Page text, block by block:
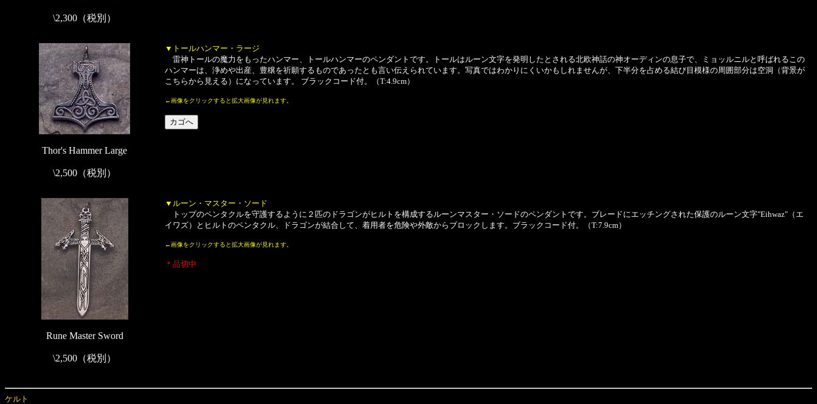
\2,300（税別）
Thor's Hammer Large
\2,500（税別）
▼トールハンマー・ラージ
雷神トールの魔力をもったハンマー、トールハンマーのペンダントです。トールはルーン文字を発明したとされる北欧神話の神オーディンの息子で、ミョッルニルと呼ばれるこの
ハンマーは、浄めや出産、豊穣を祈願するものであったとも言い伝えられています。写真ではわかりにくいかもしれませんが、下半分を占める結び目模様の周囲部分は空洞（背景が
こちらから見える）になっています。 ブラックコード付。（T:4.9cm）
←画像をクリックすると拡大画像が見れます。
Rune Master Sword
\2,500（税別）
▼ルーン・マスター・ソード
トップのペンタクルを守護するように２匹のドラゴンがヒルトを構成するルーンマスター・ソードのペンダントです。ブレードにエッチングされた保護のルーン文字"Eihwaz"（エ
イワズ）とヒルトのペンタクル、ドラゴンが結合して、着用者を危険や外敵からブロックします。ブラックコード付。（T:7.9cm）
←画像をクリックすると拡大画像が見れます。
＊品切中
ケルト